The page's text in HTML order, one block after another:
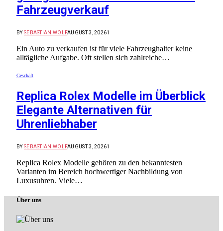
Fahrzeugverkauf
BY SEBASTIAN WOLFAUGUST 3, 20261
Ein Auto zu verkaufen ist für viele Fahrzeughalter keine
alltägliche Aufgabe. Oft stellen sich zahlreiche…
Geschäft
Replica Rolex Modelle im Überblick
Elegante Alternativen für
Uhrenliebhaber
BY SEBASTIAN WOLFAUGUST 3, 20261
Replica Rolex Modelle gehören zu den bekanntesten
Varianten im Bereich hochwertiger Nachbildung von
Luxusuhren. Viele…
Über uns